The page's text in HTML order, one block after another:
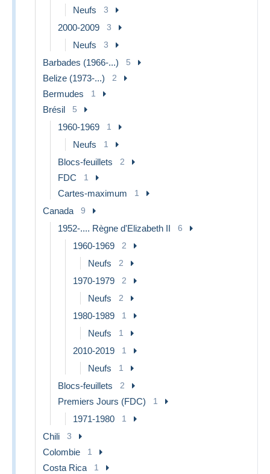
Neufs 3
2000-2009 3
Neufs 3
Barbades (1966-...) 5
Belize (1973-...) 2
Bermudes 1
Brésil 5
1960-1969 1
Neufs 1
Blocs-feuillets 2
FDC 1
Cartes-maximum 1
Canada 9
1952-.... Règne d'Elizabeth II 6
1960-1969 2
Neufs 2
1970-1979 2
Neufs 2
1980-1989 1
Neufs 1
2010-2019 1
Neufs 1
Blocs-feuillets 2
Premiers Jours (FDC) 1
1971-1980 1
Chili 3
Colombie 1
Costa Rica 1